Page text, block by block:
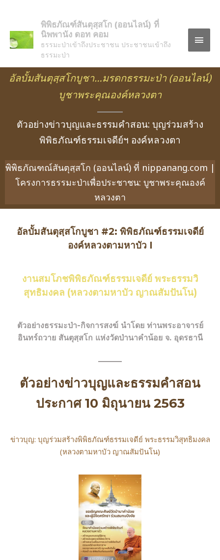
พิพิธภัณฑ์สันตุสฺสโก (ออนไลน์) ที่
นิพพานัง ดอท คอม
ธรรมะป่าเข้าถึงประชาชน ประชาชนเข้าถึง
ธรรมะป่า
อัลบั้มสันตุสฺสโกบูชา…มรดกธรรมะป่า(ออนไลน์)
บูชาพระคุณองค์หลวงตา
ตัวอย่างข่าวบุญและธรรมคำสอน: บุญร่วมสร้าง
พิพิธภัณฑ์ธรรมเจดีย์ฯ องค์หลวงตา
พิพิธภัณฑณ์สันตุสฺสโก (ออนไลน์) ที่ nippanang.com |
โครงการธรรมะป่าเพื่อประชาชน: บูชาพระคุณองค์
หลวงตา
อัลบั้มสันตุสฺสโกบูชา #2: พิพิธภัณฑ์ธรรมเจดีย์
องค์หลวงตามหาบัว I
งานสมโภชพิพิธภัณฑ์ธรรมเจดีย์ พระธรรมวิ
สุทธิมงคล (หลวงตามหาบัว ญาณสัมปันโน)
ตัวอย่างธรรมะป่า-กิจการสงฆ์ นำโดย ท่านพระอาจารย์
อินทร์ถวาย สันตุสฺสโก แห่งวัดป่านาคำน้อย จ. อุดรธานี
ตัวอย่างข่าวบุญและธรรมคำสอน
ประกาศ 10 มิถุนายน 2563
ข่าวบุญ: บุญร่วมสร้างพิพิธภัณฑ์ธรรมเจดีย์ พระธรรมวิสุทธิมงคล
(หลวงตามหาบัว ญาณสัมปันโน)